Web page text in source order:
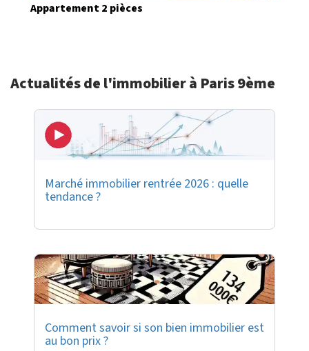
Appartement 2 pièces
Actualités de l'immobilier à Paris 9ème
Marché immobilier rentrée 2026 : quelle
tendance ?
Comment savoir si son bien immobilier est
au bon prix ?